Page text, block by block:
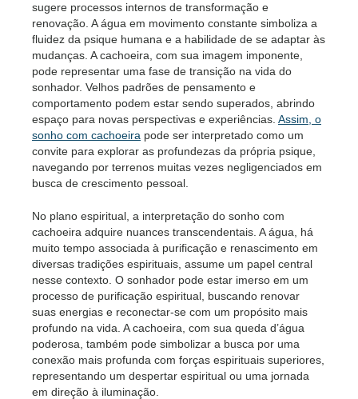
sugere processos internos de transformação e
renovação. A água em movimento constante simboliza a
fluidez da psique humana e a habilidade de se adaptar às
mudanças. A cachoeira, com sua imagem imponente,
pode representar uma fase de transição na vida do
sonhador. Velhos padrões de pensamento e
comportamento podem estar sendo superados, abrindo
espaço para novas perspectivas e experiências. Assim, o
sonho com cachoeira pode ser interpretado como um
convite para explorar as profundezas da própria psique,
navegando por terrenos muitas vezes negligenciados em
busca de crescimento pessoal.
No plano espiritual, a interpretação do sonho com
cachoeira adquire nuances transcendentais. A água, há
muito tempo associada à purificação e renascimento em
diversas tradições espirituais, assume um papel central
nesse contexto. O sonhador pode estar imerso em um
processo de purificação espiritual, buscando renovar
suas energias e reconectar-se com um propósito mais
profundo na vida. A cachoeira, com sua queda d’água
poderosa, também pode simbolizar a busca por uma
conexão mais profunda com forças espirituais superiores,
representando um despertar espiritual ou uma jornada
em direção à iluminação.